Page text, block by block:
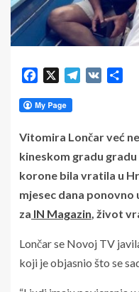
Facebook Telegram
VK
Vitomira Lončar već
kineskom gradu gradu
korone bila vratila u
mjesec dana ponovno
za IN Magazin, život
Lončar se Novoj TV
koji je objasnio što se